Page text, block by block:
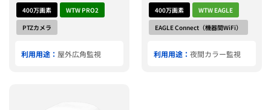
400万画素
WTW PRO2
PTZカメラ
利用用途： 屋外広角監視
400万画素
WTW EAGLE
EAGLE Connect（機器間WiFi）
利用用途： 夜間カラー監視